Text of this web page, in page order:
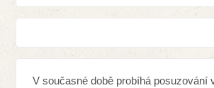
V současné době probíhá posuzování